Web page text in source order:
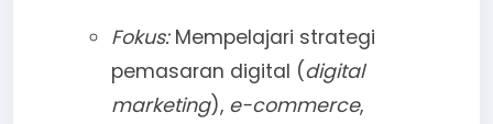
Fokus:Mempelajari strategi
pemasaran digital (digital
marketing), e-commerce,